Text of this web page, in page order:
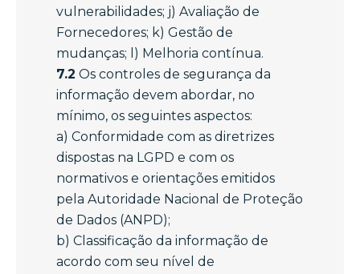
vulnerabilidades; j) Avaliação de
Fornecedores; k) Gestão de
mudanças; l) Melhoria contínua.
7.2 Os controles de segurança da
informação devem abordar, no
mínimo, os seguintes aspectos:
a) Conformidade com as diretrizes
dispostas na LGPD e com os
normativos e orientações emitidos
pela Autoridade Nacional de Proteção
de Dados (ANPD);
b) Classificação da informação de
acordo com seu nível de